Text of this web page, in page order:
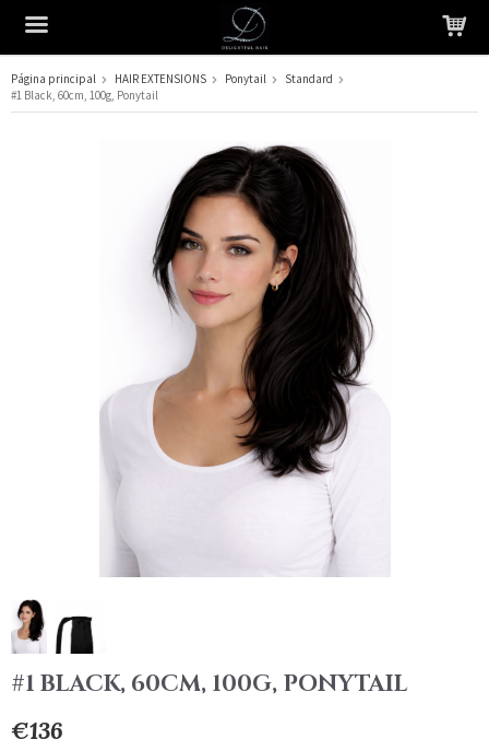
El producto ha sido añadido a su carrito
Página principal HAIR EXTENSIONS Ponytail
Standard
#1 Black, 60cm, 100g, Ponytail
#1 BLACK, 60CM, 100G, PONYTAIL
€136